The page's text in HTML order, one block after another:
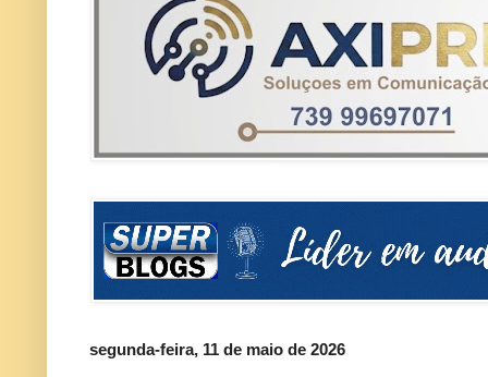
segunda-feira, 11 de maio de 2026